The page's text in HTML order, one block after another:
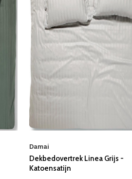
Damai
Dekbedovertrek Linea Grijs -
Katoensatijn